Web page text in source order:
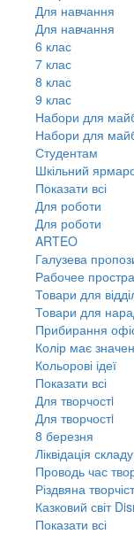
Для навчання
Для навчання
6 клас
7 клас
8 клас
9 клас
Набори для
Набори для
Студентам
Шкільний
Показати всі
Для роботи
Для роботи
ARTEO
Галузева
Рабочее
Товари для
Товари для
Прибирання
Колір має
Кольорові ідеї
Показати всі
Для творчостi
Для творчостi
8 березня
Ліквідація складу
Проводь час
Різдвяна
Казковий світ
Показати всі